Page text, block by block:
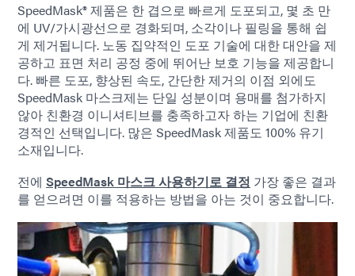
SpeedMask® 제품은 한 겹으로 빠르게 도포되고, 몇 초 만
에 UV/가시광선으로 경화되며, 소각이나 필링을 통해 쉽
게 제거됩니다. 노동 집약적인 도포 기술에 대한 대안을 제
공하고 표면 처리 공정 중에 뛰어난 보호 기능을 제공합니
다. 빠른 도포, 향상된 속도, 간단한 제거의 이점 외에도
SpeedMask 마스크제는 단일 성분이며 용매를 첨가하지
않아 친환경 이니셔티브를 충족하고자 하는 기업에 친환
경적인 선택입니다. 많은 SpeedMask 제품도 100% 유기
소재입니다.
전에 SpeedMask 마스크 사용하기로 결정 가장 좋은 결과
를 얻으려면 이를 적용하는 방법을 아는 것이 중요합니다.